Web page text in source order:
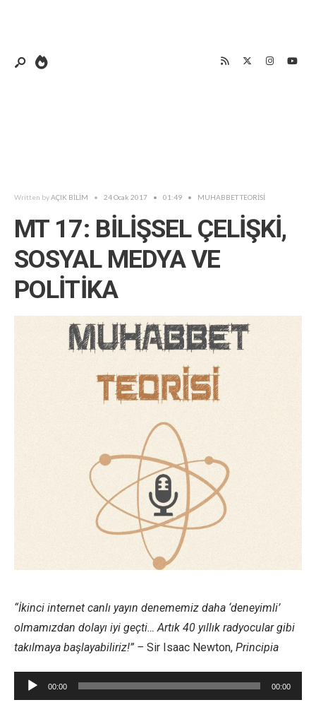
Written byAÇIK BİLİM • 24 Ocak 2017 • 01:49 • MUHABBET TEORİSİ
MT 17: BİLİŞSEL ÇELİŞKİ,
SOSYAL MEDYA VE
POLİTİKA
“İkinci internet canlı yayın denememiz daha ‘deneyimli’
olmamızdan dolayı iyi geçti… Artık 40 yıllık radyocular gibi
takılmaya başlayabiliriz!” – Sir Isaac Newton, Principia
Ses
oynatıcı
00:00 00:00